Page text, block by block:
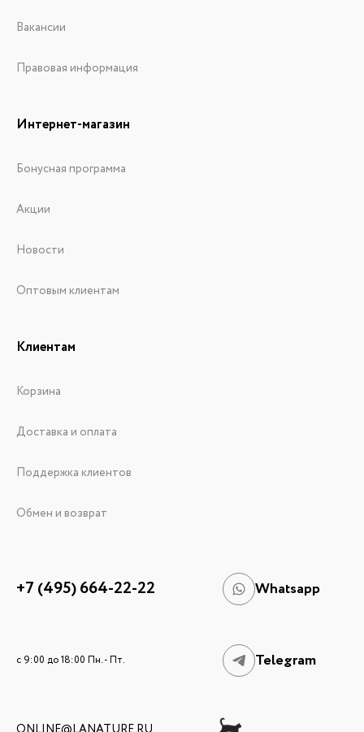
Вакансии
Правовая информация
Интернет-магазин
Бонусная программа
Акции
Новости
Оптовым клиентам
Клиентам
Корзина
Доставка и оплата
Поддержка клиентов
Обмен и возврат
+7 (495) 664-22-22 Whatsapp
c 9:00 до 18:00 Пн. - Пт. Telegram